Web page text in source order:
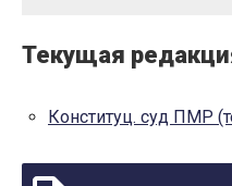
Текущая
Конституц. суд ПМР